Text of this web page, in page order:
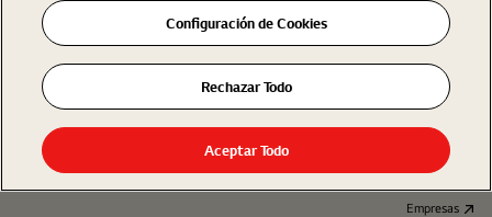
Empresas
Configuración de Cookies
Rechazar Todo
Aceptar Todo